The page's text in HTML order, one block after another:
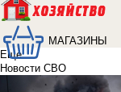
МАГАЗИНЫ
Еще
Новости СВО